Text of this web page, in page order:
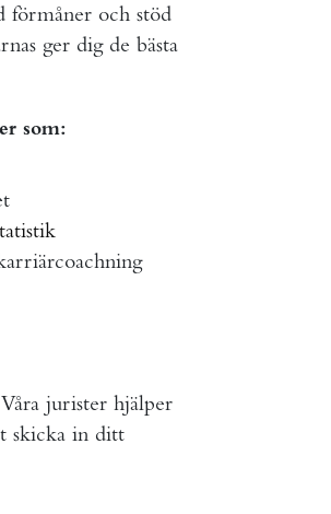
förmåner och stöd
ger dig de bästa
som:
jurister hjälper
skicka in ditt